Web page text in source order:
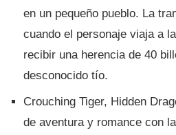
en un pequeño pueblo. La
cuando el personaje viaja a
recibir una herencia de 40
desconocido tí­o.
Crouching Tiger, Hidden
de aventura y romance con